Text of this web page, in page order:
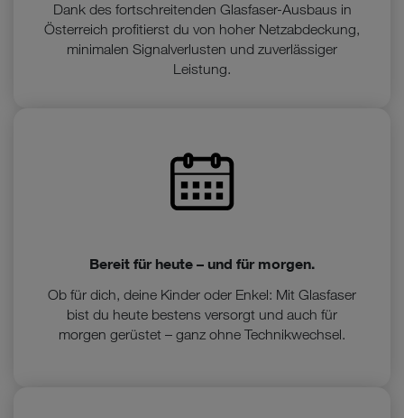
Dank des fortschreitenden Glasfaser-Ausbaus in
Österreich profitierst du von hoher Netzabdeckung,
minimalen Signalverlusten und zuverlässiger
Leistung.
Bereit für heute – und für morgen.
Ob für dich, deine Kinder oder Enkel: Mit Glasfaser
bist du heute bestens versorgt und auch für
morgen gerüstet – ganz ohne Technikwechsel.